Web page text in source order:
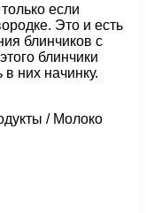
если
Это и есть
блинчиков с
блинчики
них начинку.
/ Молоко